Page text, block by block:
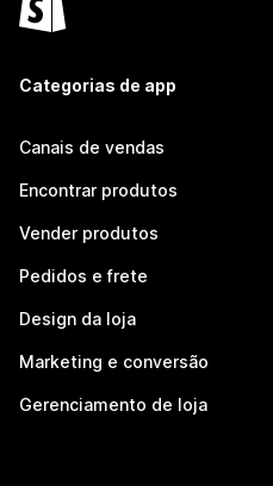
Categorias de app
Canais de vendas
Encontrar produtos
Vender produtos
Pedidos e frete
Design da loja
Marketing e conversão
Gerenciamento de loja